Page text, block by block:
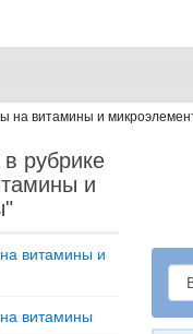
на витамины и
рубрике
и
витамины и
витамины